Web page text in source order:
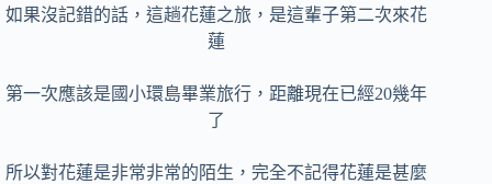
如果沒記錯的話，這趟花蓮之旅，是這輩子第二次來花
蓮
第一次應該是國小環島畢業旅行，距離現在已經20幾年
了
所以對花蓮是非常非常的陌生，完全不記得花蓮是甚麼